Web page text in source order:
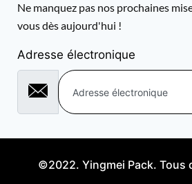
Ne manquez pas nos prochaines
vous dès aujourd'hui !
Adresse électronique
©2022. Yingmei Pack. Tous